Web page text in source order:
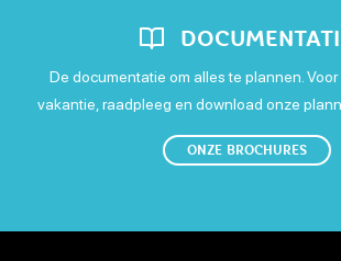
De documentatie om alles te plannen.
vakantie, raadpleeg en download onze
ONZE BROCHURES